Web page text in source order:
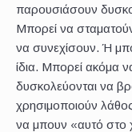
παρουσιάσουν
Μπορεί να
να συνεχίσουν. Ή
ίδια. Μπορεί ακόμα
δυσκολεύονται να
χρησιμοποιούν
να μπουν «αυτό στο